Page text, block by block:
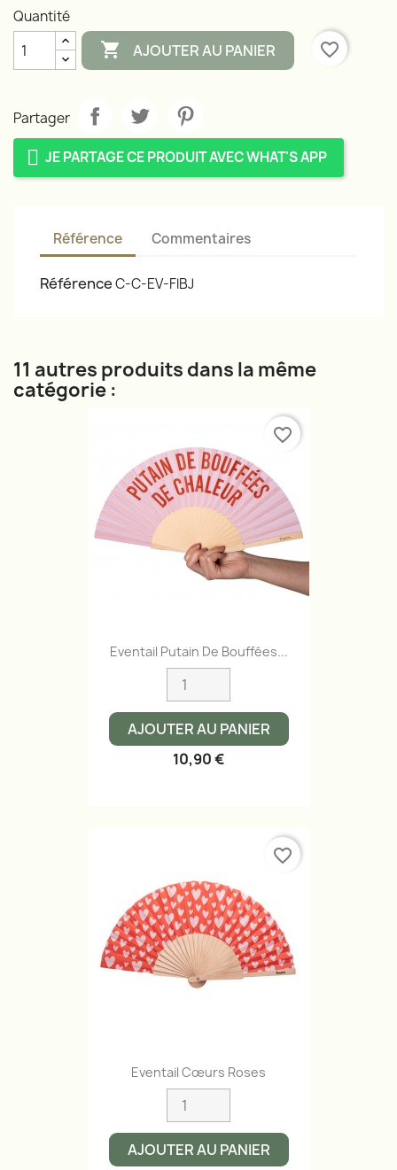
Quantité
 AJOUTER AU PANIER favorite_border
Partager
JE PARTAGE CE PRODUIT AVEC WHAT'S APP
Référence Commentaires
RéférenceC-C-EV-FlBJ
11 autres produits dans la même
catégorie :
Eventail Putain De Bouffées...
AJOUTER AU PANIER
10,90 €
favorite_border
Eventail Cœurs Roses
AJOUTER AU PANIER
favorite_border